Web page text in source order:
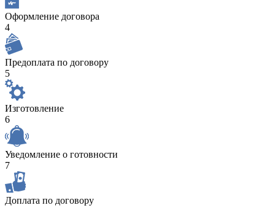
Оформление договора
4
Предоплата по договору
5
Изготовление
6
Уведомление о готовности
7
Доплата по договору